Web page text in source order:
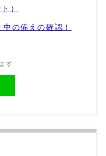
）
の備えの確認！
す